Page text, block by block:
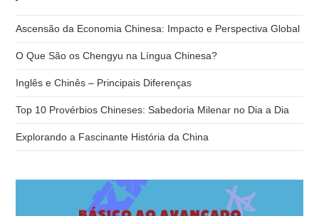
Ascensão da Economia Chinesa: Impacto e Perspectiva Global
O Que São os Chengyu na Língua Chinesa?
Inglês e Chinês – Principais Diferenças
Top 10 Provérbios Chineses: Sabedoria Milenar no Dia a Dia
Explorando a Fascinante História da China